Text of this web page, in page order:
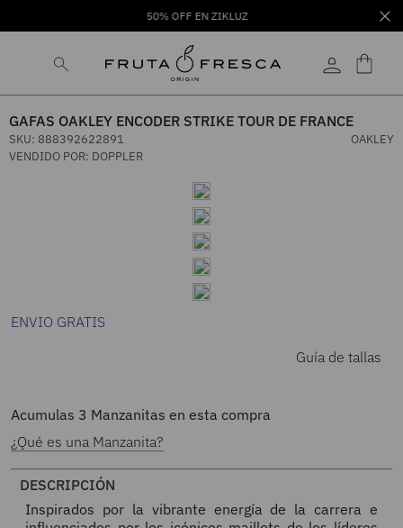
50% OFF EN ZIKLUZ
GAFAS OAKLEY ENCODER STRIKE TOUR DE FRANCE
SKU: 888392622891
OAKLEY
VENDIDO POR: DOPPLER
ENVIO GRATIS
Guía de tallas
Acumulas 3 Manzanitas en esta compra
¿Qué es una Manzanita?
DESCRIPCIÓN
Inspirados por la vibrante energía de la carrera e